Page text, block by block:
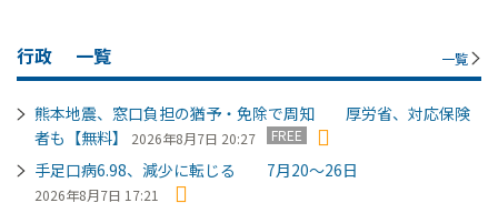
行政 一覧 一覧
熊本地震、窓口負担の猶予・免除で周知 厚労省、対応保険
者も【無料】
2026年8月7日 20:27 FREE
手足口病6.98、減少に転じる 7月20～26日
2026年8月7日 17:21